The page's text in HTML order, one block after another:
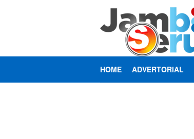
HOME ADVERTORIAL